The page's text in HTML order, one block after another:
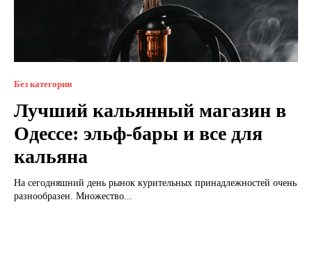
Без категории
Лучший кальянный магазин в
Одессе: эльф-бары и все для
кальяна
На сегодняшний день рынок курительных принадлежностей очень
разнообразен. Множество...